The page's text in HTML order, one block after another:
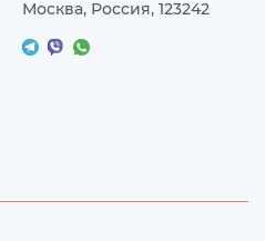
Москва, Россия, 123242